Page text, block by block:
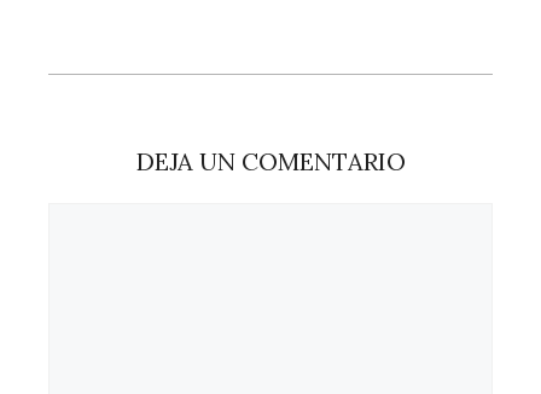
DEJA UN COMENTARIO